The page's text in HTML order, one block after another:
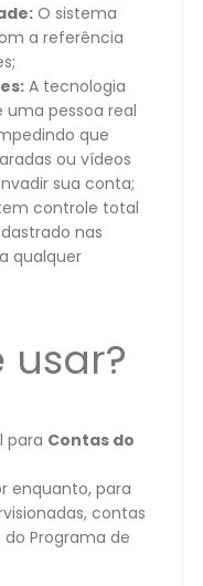
O sistema
a referência
A tecnologia
pessoa real
que
ou vídeos
sua conta;
controle total
nas
qualquer
para Contas do
enquanto, para
contas
Programa de